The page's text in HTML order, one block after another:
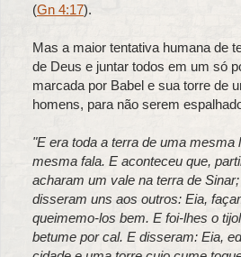
(Gn 4:17).
Mas a maior tentativa humana de
de Deus e juntar todos em um só
marcada por Babel e sua torre de
homens, para não serem
"E era toda a terra de uma mesma
mesma fala. E aconteceu que,
acharam um vale na terra de
disseram uns aos outros: Eia,
queimemo-los bem. E foi-lhes o
betume por cal. E disseram: Eia,